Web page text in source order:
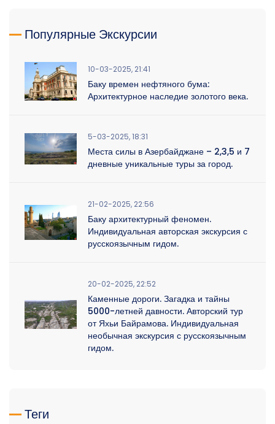
Популярные Экскурсии
10-03-2025, 21:41
Баку времен нефтяного бума:
Архитектурное наследие золотого века.
5-03-2025, 18:31
Места силы в Азербайджане – 2,3,5 и 7
дневные уникальные туры за город.
21-02-2025, 22:56
Баку архитектурный феномен.
Индивидуальная авторская экскурсия с
русскоязычным гидом.
20-02-2025, 22:52
Каменные дороги. Загадка и тайны
5000-летней давности. Авторский тур
от Яхьи Байрамова. Индивидуальная
необычная экскурсия с русскоязычным
гидом.
Теги